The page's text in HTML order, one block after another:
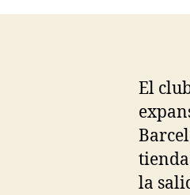
El
la